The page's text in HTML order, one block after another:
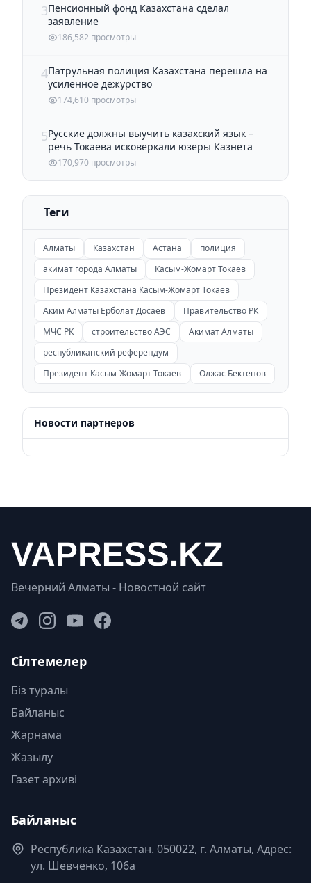
3Пенсионный фонд Казахстана сделал
заявление
186,582 просмотры
4Патрульная полиция Казахстана перешла на
усиленное дежурство
174,610 просмотры
5Русские должны выучить казахский язык –
речь Токаева исковеркали юзеры Казнета
170,970 просмотры
Теги
Алматы Казахстан Астана
полиция
акимат города Алматы
Касым-Жомарт Токаев
Президент Казахстана Касым-Жомарт Токаев
Аким Алматы Ерболат Досаев
Правительство РК
МЧС РК
строительство АЭС
Акимат Алматы
республиканский референдум
Президент Касым-Жомарт Токаев
Олжас Бектенов
Новости партнеров
Вечерний Алматы - Новостной сайт
Сілтемелер
Біз туралы
Байланыс
Жарнама
Жазылу
Газет архиві
Байланыс
Республика Казахстан. 050022, г. Алматы, Адрес:
ул. Шевченко, 106а